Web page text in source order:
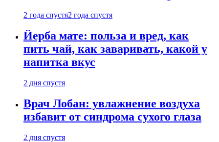
2 года спустя2 года спустя
Йерба мате: польза и вред, как
пить чай, как заваривать, какой у
напитка вкус
2 дня спустя
Врач Лобан: увлажнение воздуха
избавит от синдрома сухого глаза
2 дня спустя